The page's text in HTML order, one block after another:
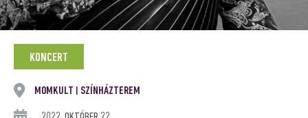
KONCERT
MOMKULT SZÍNHÁZTEREM